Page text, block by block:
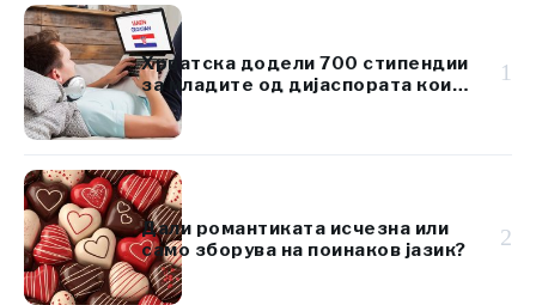
Хрватска додели 700 стипендии
за младите од дијаспората кои
го изучуваат хрватскиот јазик
1
Дали романтиката исчезна или
само зборува на поинаков јазик?
2